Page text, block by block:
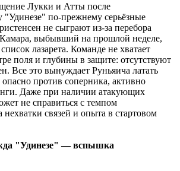
Лукки и Атты после
"Удинезе" по-прежнему серьёзные
не сыграют из-за перебора
выбывший на прошлой неделе,
лазарета. Команде не хватает
поля и глубины в защите: отсутствуют
Все это вынуждает Руньяича латать
против соперника, активно
Даже при наличии атакующих
не справиться с темпом
связей и опыта в стартовом
"Удинезе" — вспышка